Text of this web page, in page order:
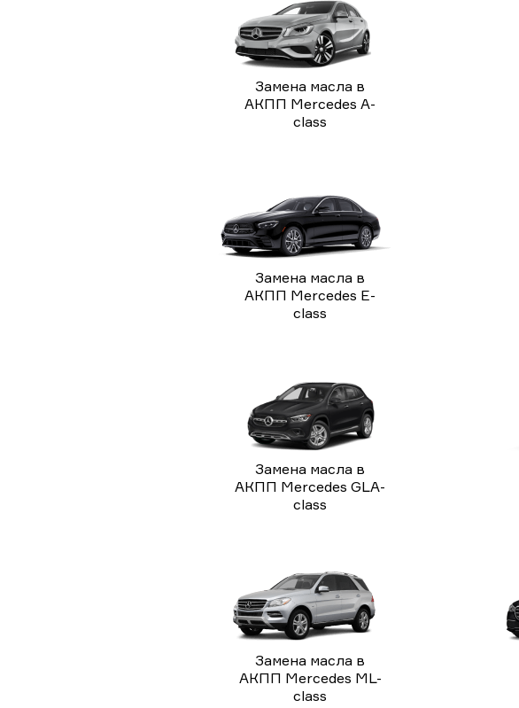
Замена масла в
АКПП Mercedes A-
class
Замена масла в
АКПП Mercedes E-
class
Замена масла в
АКПП Mercedes GLA-
class
Замена масла в
АКПП Mercedes ML-
class